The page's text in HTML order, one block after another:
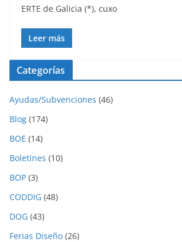
ERTE de Galicia (*), cuxo
Leer más
Categorías
Ayudas/Subvenciones (46)
Blog (174)
BOE (14)
Boletines (10)
BOP (3)
CODDIG (48)
DOG (43)
Ferias Diseño (26)